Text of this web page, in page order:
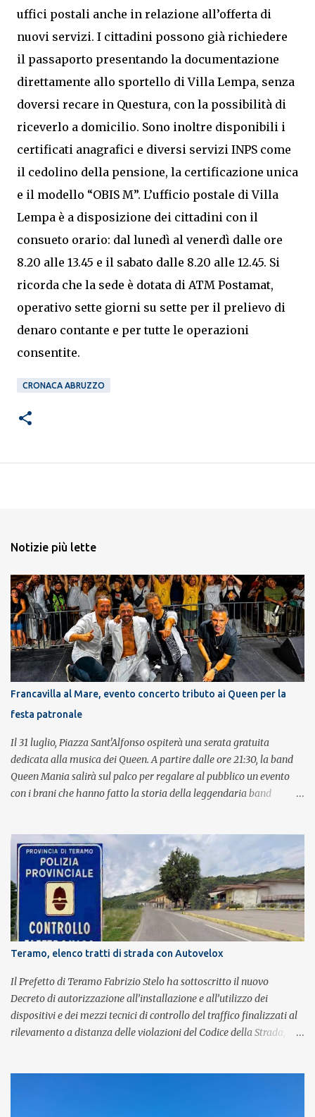
uffici postali anche in relazione all’offerta di
nuovi servizi. I cittadini possono già richiedere
il passaporto presentando la documentazione
direttamente allo sportello di Villa Lempa, senza
doversi recare in Questura, con la possibilità di
riceverlo a domicilio. Sono inoltre disponibili i
certificati anagrafici e diversi servizi INPS come
il cedolino della pensione, la certificazione unica
e il modello “OBIS M”. L’ufficio postale di Villa
Lempa è a disposizione dei cittadini con il
consueto orario: dal lunedì al venerdì dalle ore
8.20 alle 13.45 e il sabato dalle 8.20 alle 12.45. Si
ricorda che la sede è dotata di ATM Postamat,
operativo sette giorni su sette per il prelievo di
denaro contante e per tutte le operazioni
consentite.
CRONACA ABRUZZO
Notizie più lette
Francavilla al Mare, evento concerto tributo ai Queen per la
festa patronale
Il 31 luglio, Piazza Sant'Alfonso ospiterà una serata gratuita
dedicata alla musica dei Queen. A partire dalle ore 21:30, la band
Queen Mania salirà sul palco per regalare al pubblico un evento
con i brani che hanno fatto la storia della leggendaria band
con grande successo la passione e l'energia del celebre gruppo. Lo
spettacolo si inserisce nell'ambito dei festeggiamenti in onore di
Sant'Alfonso, il santo patrono della città. La formazione sul palco è
composta da Simone Fortuna alla batteria e voce, Fabrizio
Palermo al basso e voce, Tiziano Giampieri alla chitarra e voce, e
Salvo Vinci alla voce. Salvo Vinci è la voce scelta direttamente da
Brian May e Roger Taylor per il musical We Will Rock You.
Teramo, elenco tratti di strada con Autovelox
Il Prefetto di Teramo Fabrizio Stelo ha sottoscritto il nuovo
Decreto di autorizzazione all’installazione e all’utilizzo dei
dispositivi e dei mezzi tecnici di controllo del traffico finalizzati al
rilevamento a distanza delle violazioni del Codice della Strada,